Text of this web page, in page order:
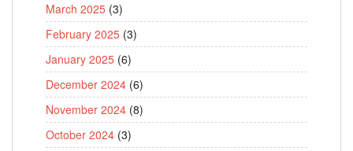
March 2025 (3)
February 2025 (3)
January 2025 (6)
December 2024 (6)
November 2024 (8)
October 2024 (3)